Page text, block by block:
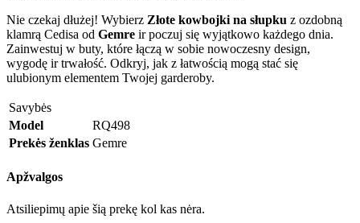
Nie czekaj dłużej! Wybierz Złote kowbojki na słupku z ozdobną
klamrą Cedisa od Gemre ir poczuj się wyjątkowo każdego dnia.
Zainwestuj w buty, które łączą w sobie nowoczesny design,
wygodę ir trwałość. Odkryj, jak z łatwością mogą stać się
ulubionym elementem Twojej garderoby.
Savybės
Model
RQ498
Prekės ženklas Gemre
Apžvalgos
Atsiliepimų apie šią prekę kol kas nėra.